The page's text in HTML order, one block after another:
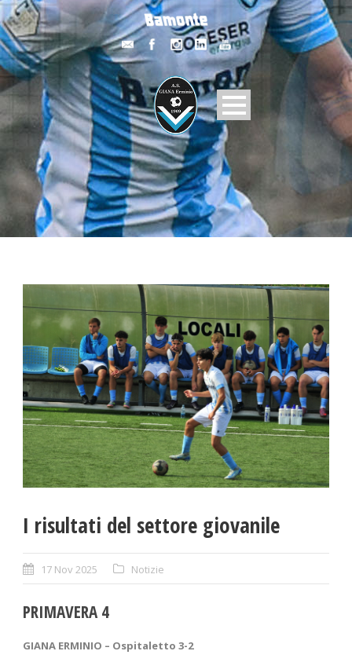
I risultati del settore giovanile
17 Nov 2025 Notizie
PRIMAVERA 4
GIANA ERMINIO – Ospitaletto 3-2